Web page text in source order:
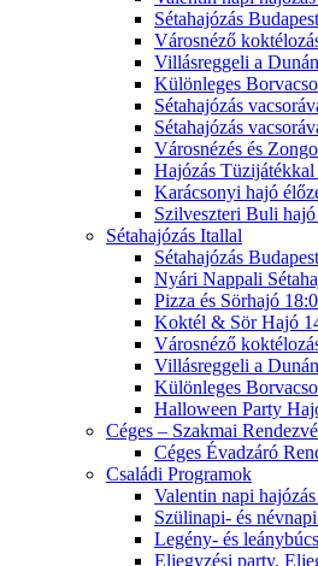
Sétahajózás
Városnéző
Villásreggeli a Dunán
Különleges
Sétahajózás
Sétahajózás
Városnézés és
Hajózás
Karácsonyi hajó
Szilveszteri Buli
Sétahajózás Itallal
Sétahajózás
Nyári Nappali
Pizza és Sörhajó
Koktél & Sör Hajó
Városnéző
Villásreggeli a Dunán
Különleges
Halloween Party
Céges – Szakmai
Céges Évadzáró
Családi Programok
Valentin napi
Szülinapi- és
Legény- és
Eljegyzési party,